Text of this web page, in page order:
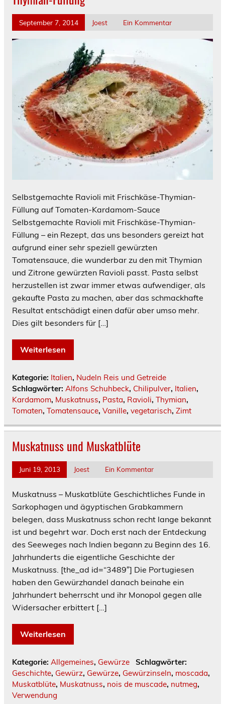
September 7, 2014 Joest Ein Kommentar
Selbstgemachte Ravioli mit Frischkäse-Thymian-
Füllung auf Tomaten-Kardamom-Sauce
Selbstgemachte Ravioli mit Frischkäse-Thymian-
Füllung – ein Rezept, das uns besonders gereizt hat
aufgrund einer sehr speziell gewürzten
Tomatensauce, die wunderbar zu den mit Thymian
und Zitrone gewürzten Ravioli passt. Pasta selbst
herzustellen ist zwar immer etwas aufwendiger, als
gekaufte Pasta zu machen, aber das schmackhafte
Resultat entschädigt einen dafür aber umso mehr.
Dies gilt besonders für […]
Weiterlesen
Kategorie: Italien, Nudeln Reis und Getreide
Schlagwörter: Alfons Schuhbeck, Chilipulver, Italien,
Kardamom, Muskatnuss, Pasta, Ravioli, Thymian,
Tomaten, Tomatensauce, Vanille, vegetarisch, Zimt
Muskatnuss und Muskatblüte
Juni 19, 2013 Joest Ein Kommentar
Muskatnuss – Muskatblüte Geschichtliches Funde in
Sarkophagen und ägyptischen Grabkammern
belegen, dass Muskatnuss schon recht lange bekannt
ist und begehrt war. Doch erst nach der Entdeckung
des Seeweges nach Indien begann zu Beginn des 16.
Jahrhunderts die eigentliche Geschichte der
Muskatnuss. [the_ad id=“3489″] Die Portugiesen
haben den Gewürzhandel danach beinahe ein
Jahrhundert beherrscht und ihr Monopol gegen alle
Widersacher erbittert […]
Weiterlesen
Kategorie: Allgemeines, Gewürze
Schlagwörter:
Geschichte, Gewürz, Gewürze, Gewürzinseln, moscada,
Muskatblüte, Muskatnuss, nois de muscade, nutmeg,
Verwendung